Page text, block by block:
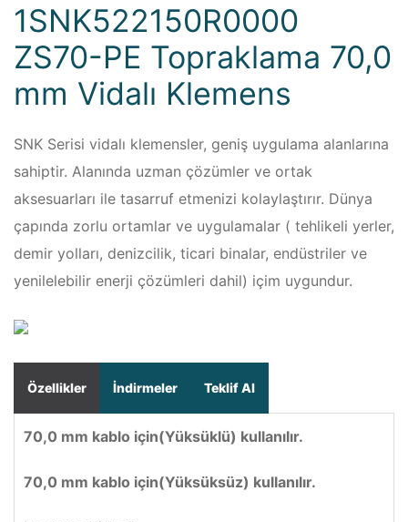
1SNK522150R0000
ZS70-PE Topraklama 70,0
mm Vidalı Klemens
SNK Serisi vidalı klemensler, geniş uygulama alanlarına
sahiptir. Alanında uzman çözümler ve ortak
aksesuarları ile tasarruf etmenizi kolaylaştırır. Dünya
çapında zorlu ortamlar ve uygulamalar ( tehlikeli yerler,
demir yolları, denizcilik, ticari binalar, endüstriler ve
yenilelebilir enerji çözümleri dahil) içim uygundur.
Özellikler İndirmeler Teklif Al
70,0 mm kablo için(Yüksüklü) kullanılır.
70,0 mm kablo için(Yüksüksüz) kullanılır.